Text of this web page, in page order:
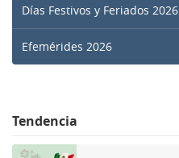
Días Festivos y Feriados 2026
Efemérides 2026
Tendencia